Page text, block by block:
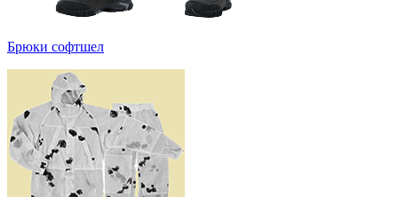
Брюки софтшел